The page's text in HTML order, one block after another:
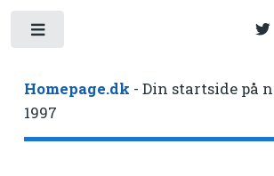
Homepage.dk - Din startside på
1997